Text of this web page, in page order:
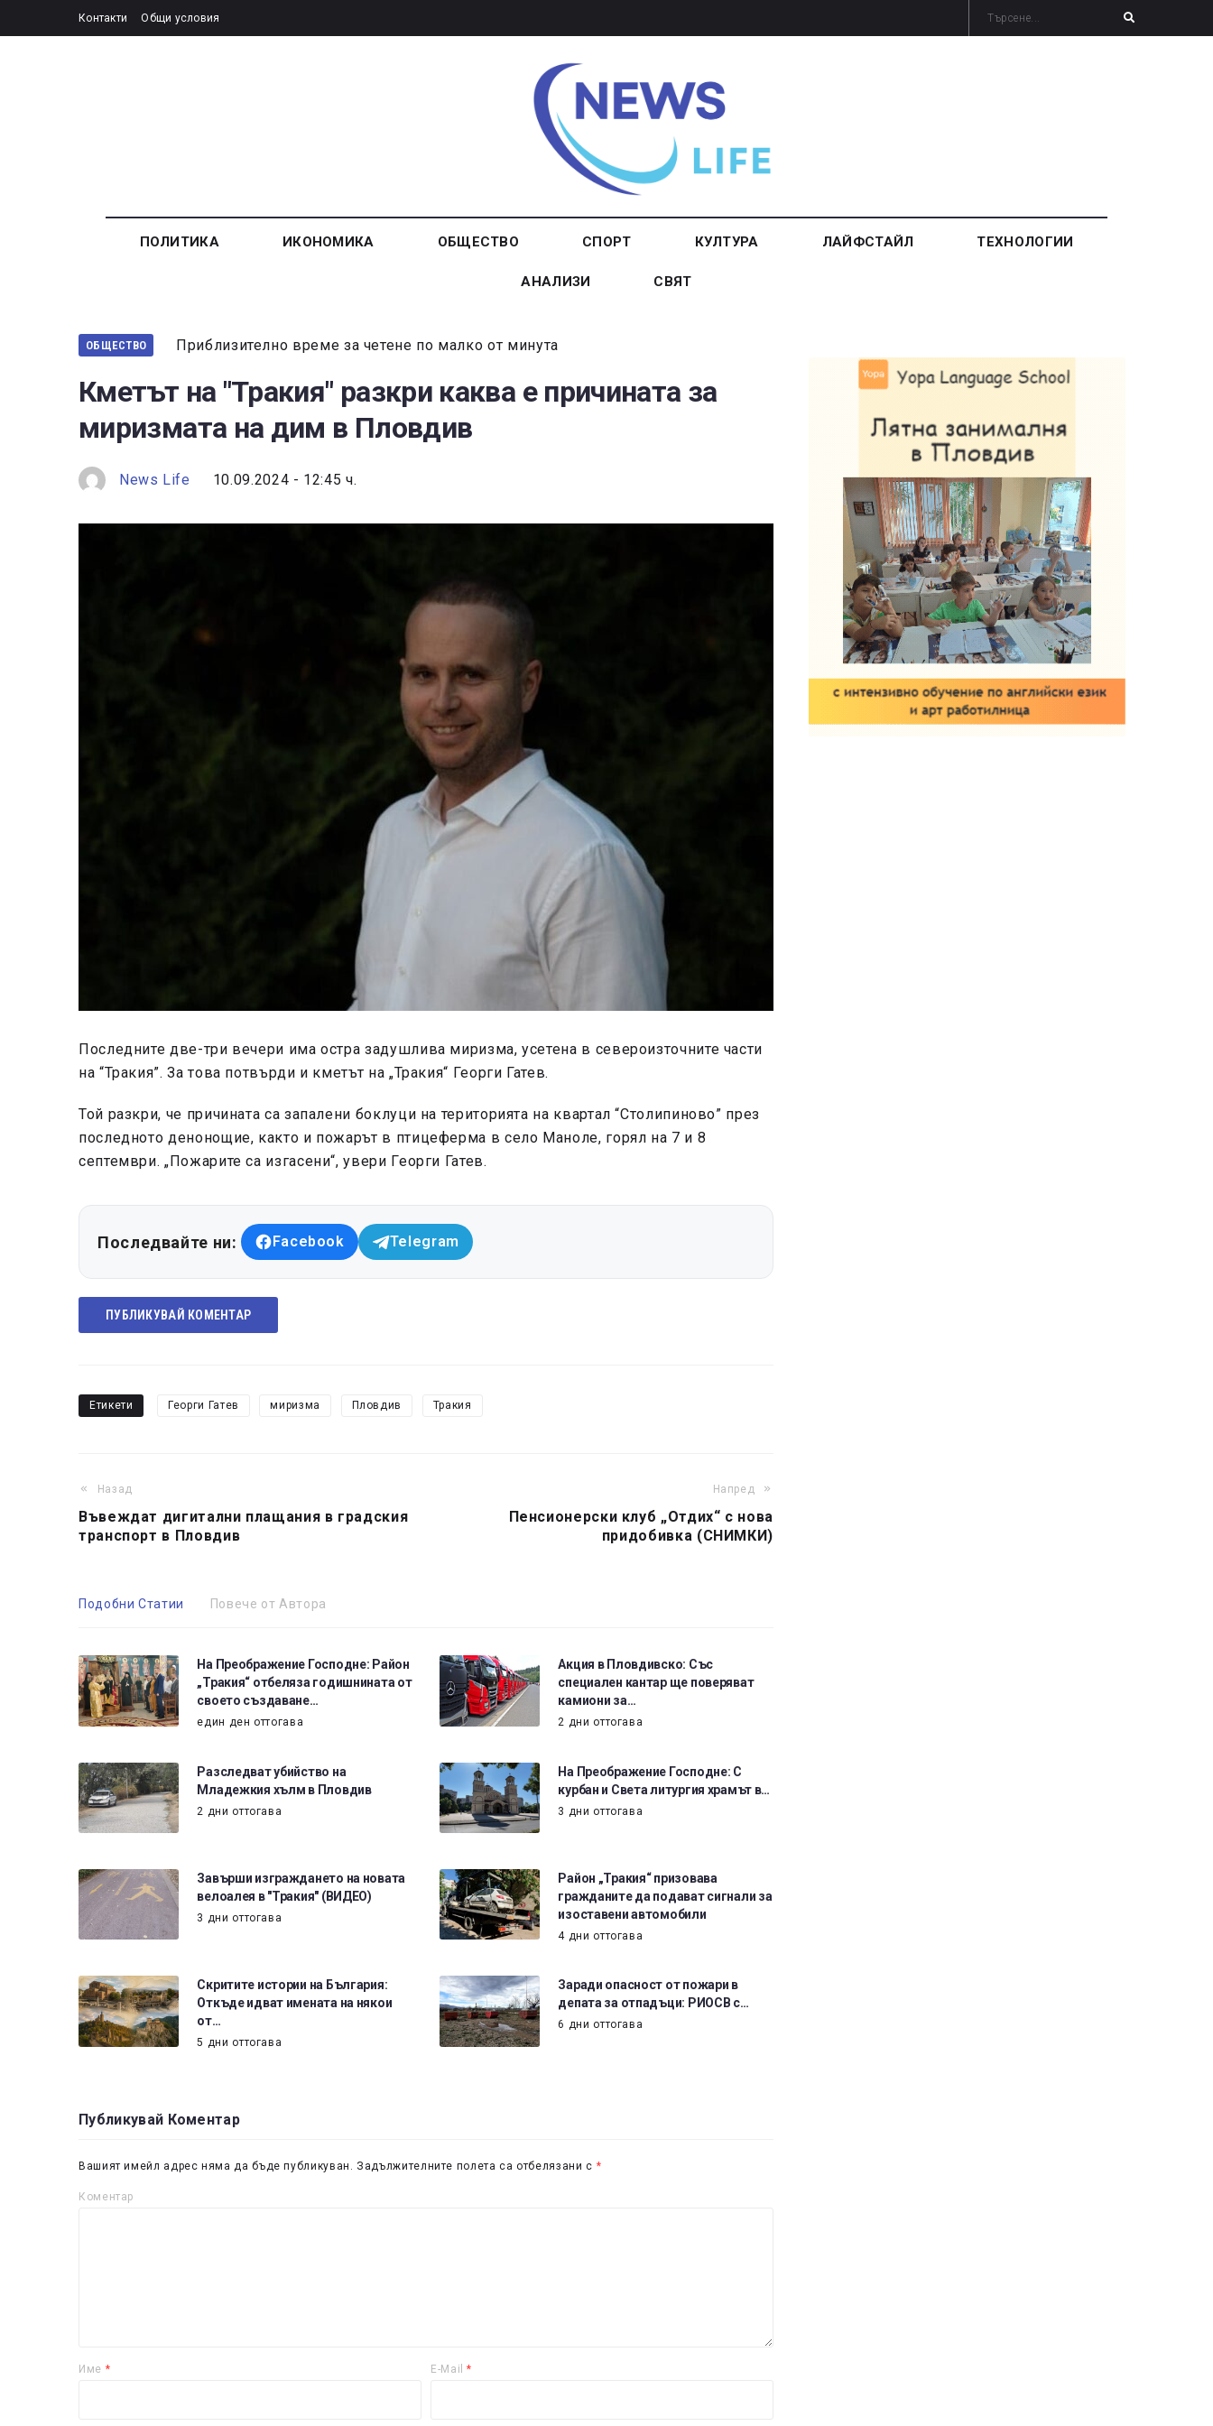
Контакти Общи условия
ПОЛИТИКА ИКОНОМИКА ОБЩЕСТВО СПОРТ КУЛТУРА ЛАЙФСТАЙЛ ТЕХНОЛОГИИ
АНАЛИЗИ СВЯТ
ОБЩЕСТВО Приблизително време за четене по малко от минута
Кметът на "Тракия" разкри каква е причината за
миризмата на дим в Пловдив
News Life 10.09.2024 - 12:45 ч.
Последните две-три вечери има остра задушлива миризма, усетена в североизточните части
на “Тракия”. За това потвърди и кметът на „Тракия“ Георги Гатев.
Той разкри, че причината са запалени боклуци на територията на квартал “Столипиново” през
последното денонощие, както и пожарът в птицеферма в село Маноле, горял на 7 и 8
септември. „Пожарите са изгасени“, увери Георги Гатев.
Последвайте ни: Facebook Telegram
ПУБЛИКУВАЙ КОМЕНТАР
Етикети Георги Гатев миризма Пловдив Тракия
Назад
Въвеждат дигитални плащания в градския
транспорт в Пловдив
Напред
Пенсионерски клуб „Отдих“ с нова
придобивка (СНИМКИ)
Подобни Статии Повече от Автора
На Преображение Господне: Район
„Тракия“ отбеляза годишнината от
своето създаване…
един ден оттогава
Акция в Пловдивско: Със
специален кантар ще поверяват
камиони за…
2 дни оттогава
Разследват убийство на
Младежкия хълм в Пловдив
2 дни оттогава
На Преображение Господне: С
курбан и Света литургия храмът в…
3 дни оттогава
Завърши изграждането на новата
велоалея в "Тракия" (ВИДЕО)
3 дни оттогава
Район „Тракия“ призовава
гражданите да подават сигнали за
изоставени автомобили
4 дни оттогава
Скритите истории на България:
Откъде идват имената на някои
от…
5 дни оттогава
Заради опасност от пожари в
депата за отпадъци: РИОСВ с…
6 дни оттогава
Публикувай Коментар
Вашият имейл адрес няма да бъде публикуван. Задължителните полета са отбелязани с *
Коментар
Име * E-Mail*